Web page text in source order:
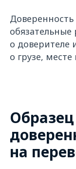
обязательные
о доверителе
о грузе,
на